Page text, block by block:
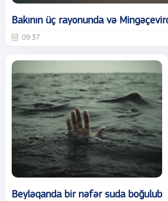
Bakının üç rayonunda və
09:37
Beyləqanda bir nəfər suda boğulub